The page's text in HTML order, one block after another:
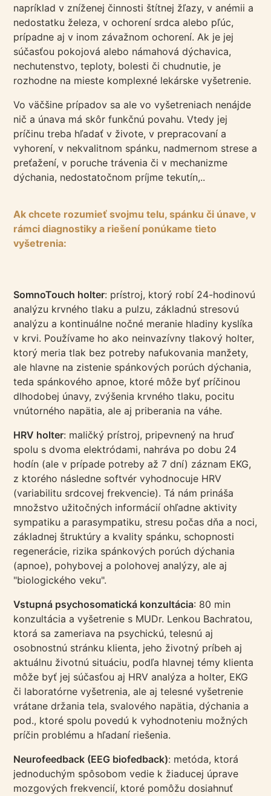
napríklad v zníženej činnosti štítnej žľazy, v anémii a
nedostatku železa, v ochorení srdca alebo pľúc,
prípadne aj v inom závažnom ochorení. Ak je jej
súčasťou pokojová alebo námahová dýchavica,
nechutenstvo, teploty, bolesti či chudnutie, je
rozhodne na mieste komplexné lekárske vyšetrenie.
Vo väčšine prípadov sa ale vo vyšetreniach nenájde
nič a únava má skôr funkčnú povahu. Vtedy jej
príčinu treba hľadať v živote, v prepracovaní a
vyhorení, v nekvalitnom spánku, nadmernom strese a
preťažení, v poruche trávenia či v mechanizme
dýchania, nedostatočnom príjme tekutín,..
Ak chcete rozumieť svojmu telu, spánku či únave, v
rámci diagnostiky a riešení ponúkame tieto
vyšetrenia:
SomnoTouch holter: prístroj, ktorý robí 24-hodinovú
analýzu krvného tlaku a pulzu, základnú stresovú
analýzu a kontinuálne nočné meranie hladiny kyslíka
v krvi. Používame ho ako neinvazívny tlakový holter,
ktorý meria tlak bez potreby nafukovania manžety,
ale hlavne na zistenie spánkových porúch dýchania,
teda spánkového apnoe, ktoré môže byť príčinou
dlhodobej únavy, zvýšenia krvného tlaku, pocitu
vnútorného napätia, ale aj priberania na váhe.
HRV holter: maličký prístroj, pripevnený na hruď
spolu s dvoma elektródami, nahráva po dobu 24
hodín (ale v prípade potreby až 7 dní) záznam EKG,
z ktorého následne softvér vyhodnocuje HRV
(variabilitu srdcovej frekvencie). Tá nám prináša
množstvo užitočných informácií ohľadne aktivity
sympatiku a parasympatiku, stresu počas dňa a noci,
základnej štruktúry a kvality spánku, schopnosti
regenerácie, rizika spánkových porúch dýchania
(apnoe), pohybovej a polohovej analýzy, ale aj
"biologického veku".
Vstupná psychosomatická konzultácia: 80 min
konzultácia a vyšetrenie s MUDr. Lenkou Bachratou,
ktorá sa zameriava na psychickú, telesnú aj
osobnostnú stránku klienta, jeho životný príbeh aj
aktuálnu životnú situáciu, podľa hlavnej témy klienta
môže byť jej súčasťou aj HRV analýza a holter, EKG
či laboratórne vyšetrenia, ale aj telesné vyšetrenie
vrátane držania tela, svalového napätia, dýchania a
pod., ktoré spolu povedú k vyhodnoteniu možných
príčin problému a hľadaní riešenia.
Neurofeedback (EEG biofedback): metóda, ktorá
jednoduchým spôsobom vedie k žiaducej úprave
mozgových frekvencií, ktoré pomôžu dosiahnuť